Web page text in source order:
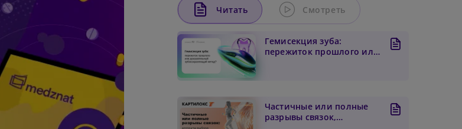
Читать Смотреть
Гемисекция зуба:
пережиток прошлого или
Частичные или полные
разрывы связок,